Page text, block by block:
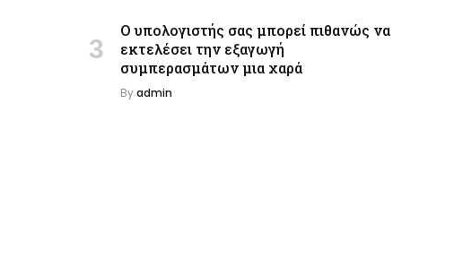
Ο υπολογιστής σας μπορεί πιθανώς να
εκτελέσει την εξαγωγή
συμπερασμάτων μια χαρά
Byadmin